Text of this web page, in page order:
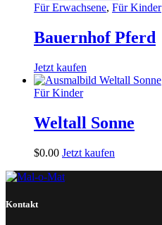
Für Erwachsene, Für Kinder
Bauernhof Pferd
Jetzt kaufen
Für Kinder
Weltall Sonne
$0.00 Jetzt kaufen
Kontakt